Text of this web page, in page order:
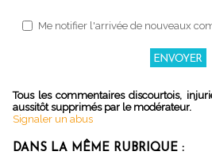
Me notifier l'arrivée de nouveaux
Tous les commentaires discourtois,
aussitôt supprimés par le modérateur.
Signaler un abus
DANS LA MÊME RUBRIQUE :